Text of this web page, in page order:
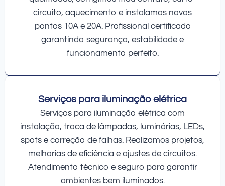
circuito, aquecimento e instalamos novos
pontos 10A e 20A. Profissional certificado
garantindo segurança, estabilidade e
funcionamento perfeito.
Serviços para iluminação elétrica
Serviços para iluminação elétrica com
instalação, troca de lâmpadas, luminárias, LEDs,
spots e correção de falhas. Realizamos projetos,
melhorias de eficiência e ajustes de circuitos.
Atendimento técnico e seguro para garantir
ambientes bem iluminados.